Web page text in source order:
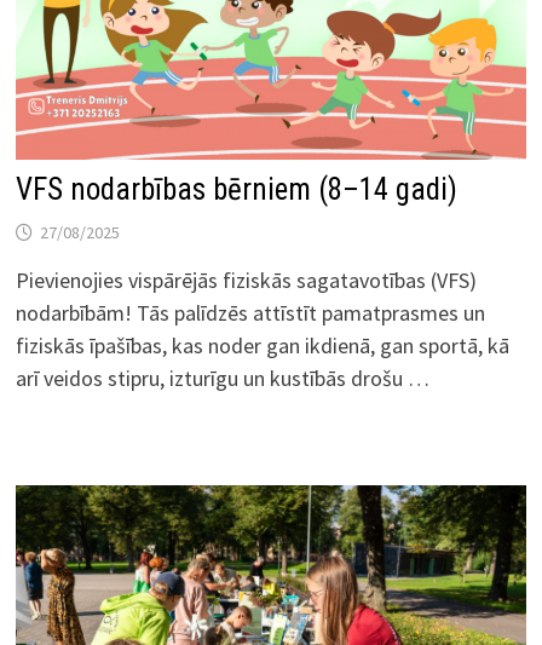
VFS nodarbības bērniem (8–14 gadi)
27/08/2025
Pievienojies vispārējās fiziskās sagatavotības (VFS)
nodarbībām! Tās palīdzēs attīstīt pamatprasmes un
fiziskās īpašības, kas noder gan ikdienā, gan sportā, kā
arī veidos stipru, izturīgu un kustībās drošu …